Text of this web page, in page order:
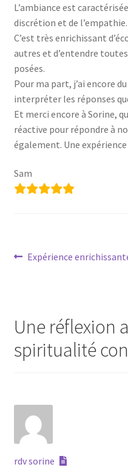
Validation de la commande
Votre Témoignage
L’ambiance est
discrétion et de l’empathie.
C’est très enrichissant
autres et d’entendre
posées.
Pour ma part, j’ai encore
interpréter les réponses
Et merci encore à Sorine,
réactive pour répondre à
également. Une
Sam
Navigation
Article
Expérience
Une réflexion
spiritualité
rdv sorine